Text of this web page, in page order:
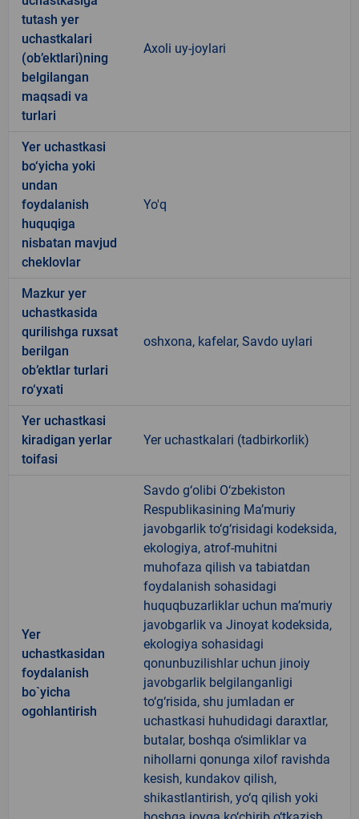
tutash yer
uchastkalari
(ob’ektlari)ning
belgilangan
maqsadi va
turlari
Axoli uy-joylari
Yer uchastkasi
bo‘yicha yoki
undan
foydalanish
huquqiga
nisbatan mavjud
cheklovlar
Yo'q
Mazkur yer
uchastkasida
qurilishga ruxsat
berilgan
ob’ektlar turlari
ro‘yxati
oshxona, kafelar, Savdo uylari
Yer uchastkasi
kiradigan yerlar
toifasi
Yer uchastkalari (tadbirkorlik)
Yer
uchastkasidan
foydalanish
bo`yicha
ogohlantirish
Savdo g‘olibi O‘zbekiston
Respublikasining Ma’muriy
javobgarlik to‘g‘risidagi kodeksida,
ekologiya, atrof-muhitni
muhofaza qilish va tabiatdan
foydalanish sohasidagi
huquqbuzarliklar uchun ma’muriy
javobgarlik va Jinoyat kodeksida,
ekologiya sohasidagi
qonunbuzilishlar uchun jinoiy
javobgarlik belgilanganligi
to‘g‘risida, shu jumladan er
uchastkasi huhudidagi daraxtlar,
butalar, boshqa o‘simliklar va
nihollarni qonunga xilof ravishda
kesish, kundakov qilish,
shikastlantirish, yo‘q qilish yoki